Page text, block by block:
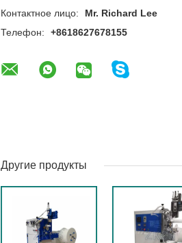
Контактное лицо:
Mr. Richard Lee
Телефон:
+8618627678155
Другие продукты